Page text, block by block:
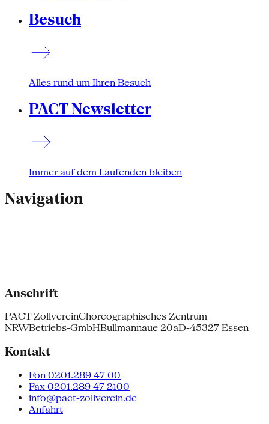
Besuch
Alles rund um Ihren Besuch
PACT Newsletter
Immer auf dem Laufenden bleiben
Navigation
Anschrift
PACT ZollvereinChoreographisches Zentrum
NRWBetriebs-GmbHBullmannaue 20aD-45327 Essen
Kontakt
Fon 0201.289 47 00
Fax 0201.289 47 2100
info@pact-zollverein.de
Anfahrt